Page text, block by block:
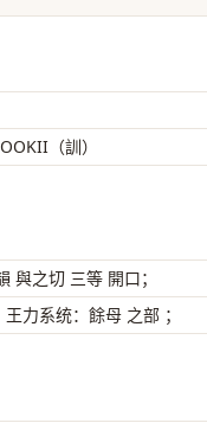
（訓）
與之切 三等 開口；
力系统：餘母 之部 ；